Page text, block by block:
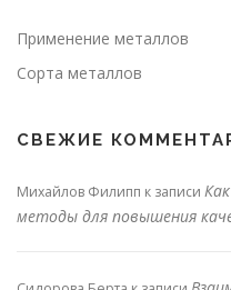
Применение металлов
Сорта металлов
СВЕЖИЕ
Михайлов Филипп к записи
методы для повышения